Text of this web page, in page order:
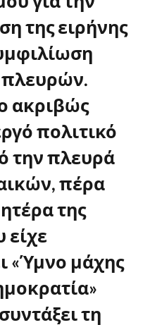
της ειρήνης
ακριβώς
πολιτικό
την πλευρά
πέρα
της
είχε
«Ύμνο μάχης
τη